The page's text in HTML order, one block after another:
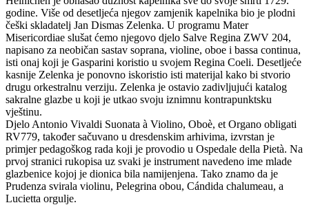
godine. Više od desetljeća njegov zamjenik kapelnika bio je plodni
češki skladatelj Jan Dismas Zelenka. U programu Mater
Misericordiae slušat ćemo njegovo djelo Salve Regina ZWV 204,
napisano za neobičan sastav soprana, violine, oboe i bassa continua,
isti onaj koji je Gasparini koristio u svojem Regina Coeli. Desetljeće
kasnije Zelenka je ponovno iskoristio isti materijal kako bi stvorio
drugu orkestralnu verziju. Zelenka je ostavio zadivljujući katalog
sakralne glazbe u koji je utkao svoju iznimnu kontrapunktsku
vještinu.
Djelo Antonio Vivaldi Suonata à Violino, Oboè, et Organo obligati
RV779, također sačuvano u dresdenskim arhivima, izvrstan je
primjer pedagoškog rada koji je provodio u Ospedale della Pietà. Na
prvoj stranici rukopisa uz svaki je instrument navedeno ime mlade
glazbenice kojoj je dionica bila namijenjena. Tako znamo da je
Prudenza svirala violinu, Pelegrina obou, Cándida chalumeau, a
Lucietta orgulje.